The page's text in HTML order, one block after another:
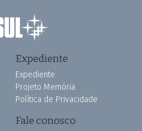
Expediente
Expediente
Projeto Memória
Política de Privacidade
Fale conosco